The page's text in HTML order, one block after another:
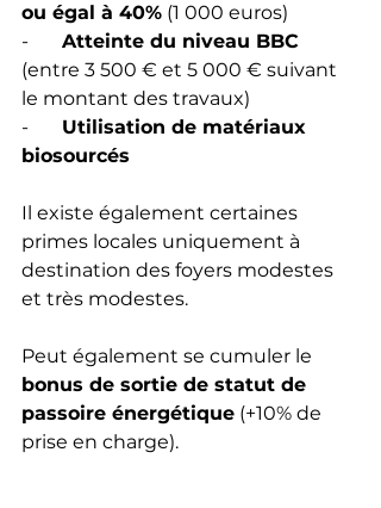
ou égal à 40% (1 000 euros)
- Atteinte du niveau BBC
(entre 3 500 € et 5 000 € suivant
le montant des travaux)
- Utilisation de matériaux
biosourcés
Il existe également certaines
primes locales uniquement à
destination des foyers modestes
et très modestes.
Peut également se cumuler le
bonus de sortie de statut de
passoire énergétique (+10% de
prise en charge).